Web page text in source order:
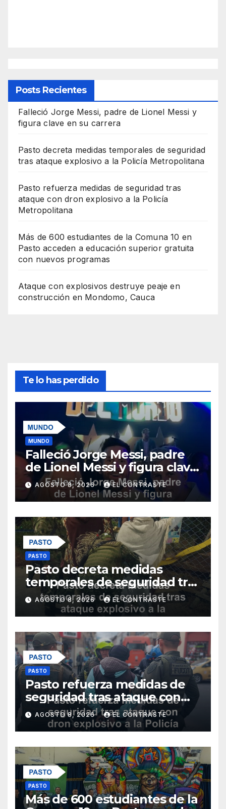
Posts Recientes
Falleció Jorge Messi, padre de Lionel Messi y
figura clave en su carrera
Pasto decreta medidas temporales de seguridad
tras ataque explosivo a la Policía Metropolitana
Pasto refuerza medidas de seguridad tras
ataque con dron explosivo a la Policía
Metropolitana
Más de 600 estudiantes de la Comuna 10 en
Pasto acceden a educación superior gratuita
con nuevos programas
Ataque con explosivos destruye peaje en
construcción en Mondomo, Cauca
Te lo has perdido
MUNDO
Falleció Jorge Messi, padre
de Lionel Messi y figura clave
en su carrera
AGOSTO 8, 2026 EL CONTRASTE
PASTO
Pasto decreta medidas
temporales de seguridad tras
ataque explosivo a la Policía
Metropolitana
AGOSTO 8, 2026 EL CONTRASTE
PASTO
Pasto refuerza medidas de
seguridad tras ataque con
dron explosivo a la Policía
Metropolitana
AGOSTO 8, 2026 EL CONTRASTE
PASTO
Más de 600 estudiantes de la